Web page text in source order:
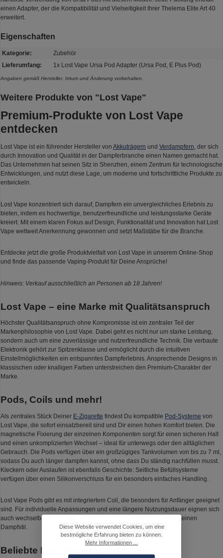
einen Adapter, der die Kompatibilität und Vielseitigkeit Ihrer Thelema Elite Art 40
erweitert.
Eigenschaften
Kategorie:
Zubehör
Lieferumfang:
1x Lost Vape Ursa Pod Adapter (Ursa Pod, E Plus Pod)
Angaben gemäß Hersteller. Irrtum und Änderung vorbehalten.
Weitere Produkte von "Lost Vape"
Premium-Produkte von Lost Vape
entdecken
Lost Vape ist ein führender Hersteller von Akkuträgern und Verdampfern, der sich
durch Innovation und Qualität in der Dampferbranche einen Namen gemacht hat.
Das Unternehmen hat seinen Sitz in Shenzhen, einem Zentrum für technologische
Entwicklungen, und nutzt diese Lage, um moderne und fortschrittliche Produkte zu
entwickeln.
Lost Vape konzentriert sich darauf, Dampfern ein unvergleichliches Erlebnis zu
bieten, indem es hochwertige, benutzerfreundliche und leistungsstarke Geräte
kreiert. Mit einem klaren Fokus auf Design, Funktionalität und Innovation hat Lost
Vape weltweit Anerkennung gewonnen und setzt Maßstäbe für die Branche.
Entdecke jetzt die große Produktvielfalt von Lost Vape in unserem Online-Shop
und finde das passende Vaping-Produkt für Deine Ansprüche!
Hinweis: Verkauf ausschließlich an Personen ab 18 Jahren!
Lost Vape – eine Marke mit Qualitätsanspruch
Höchster Qualitätsanspruch ohne Kompromisse ist ein zentraler Teil der
Markenphilosophie von Lost Vape. Dabei geht es nicht nur um starke Leistung,
sondern auch um eine zuverlässige und nutzerfreundliche Technik. Die verbaute
Elektronik gehört zur Spitzenklasse und ermöglicht durch die intuitiven
Einstellmöglichkeiten ein entspanntes Dampferlebnis. Ansprechende Designs in
klassischen oder knalligen Farben unterstreichen den Premium-Charakter der
Marke.
Pods, Coils und mehr!
Als zentrales Stück Deiner E-Zigarette findest Du kompatible Pod-Systeme von
Lost Vape, die sofort einsatzbereit sind und Dir einen hohen Komfort bieten. Die
magnetische Fixierung der einzelnen Komponenten sorgt für einen sicheren Halt
und einen unkomplizierten Wechsel – ideal für unterwegs oder den alltäglichen
Gebrauch. Die Pods verfügen über ein großzügiges Tankvolumen von bis zu 7 ml,
sodass Du auch länger dampfen kannst, ohne dass Du ständig nachfüllen musst.
Kleckern oder Auslaufen ist ebenfalls Geschichte: Seitliche Befüllsysteme
verfügen über einen Silikonverschluss für ein besonders einfaches Handling.
Lost Vape Pods gibt es mit integriertem Coil, die besonders für Anfänger geeignet
sind. Für individuelle Anpassungen und eine längere Nutzungsdauer eignen sich
auch wechselbare Coils. So findest Du das passende Produkt für Deinen
Dampfstil.
Beliebte Lost Vape Produktserien
Diese Website verwendet Cookies, um eine
bestmögliche Erfahrung bieten zu können.
Mehr Informationen ...